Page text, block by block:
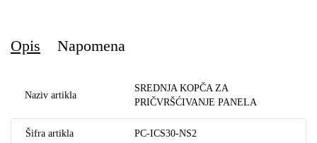
Opis Napomena
Naziv artikla
SREDNJA KOPČA ZA
PRIČVRŠĆIVANJE PANELA
Šifra artikla PC-ICS30-NS2